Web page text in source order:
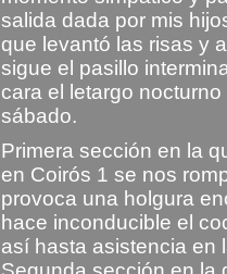
salida dada por mis
que levantó las risas y
sigue el pasillo
cara el letargo
sábado.
Primera sección en la
en Coirós 1 se nos
provoca una holgura
hace inconducible el
así hasta asistencia en